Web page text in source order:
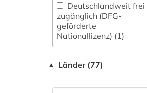
Physik (0)
Politologie (11)
elektronische
zeitschrift (1)
emigration (1)
erlebnisbericht (1)
Deutschlandweit frei
zugänglich (DFG-
geförderte
Nationallizenz) (1)
(1)
frei verfügbar (82)
▲ Länder (77)